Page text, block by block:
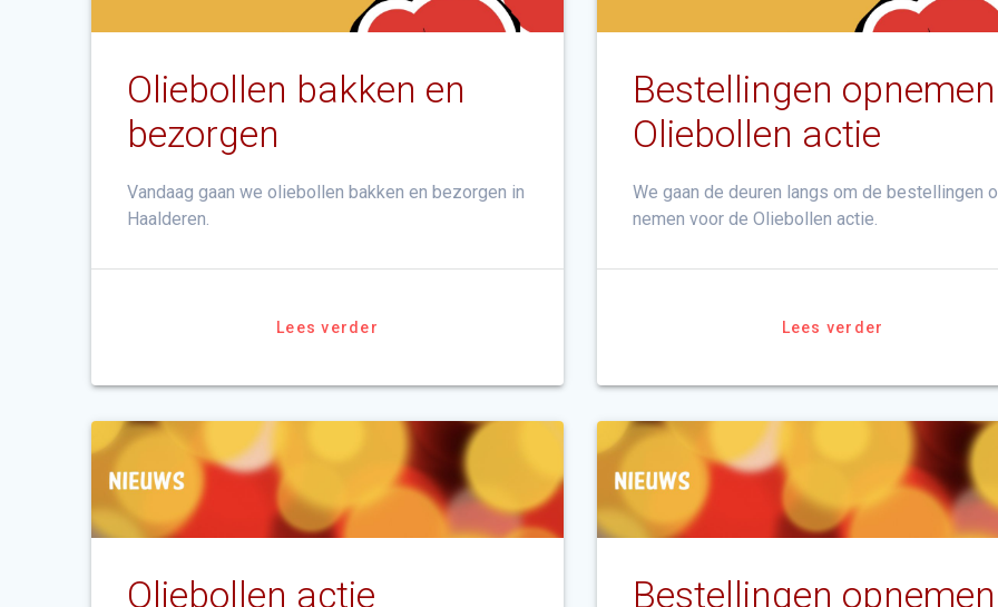
Oliebollen bakken en
bezorgen
Vandaag gaan we oliebollen bakken en bezorgen in
Haalderen.
Lees verder
Bestellingen opnemen
Oliebollen actie
We gaan de deuren langs om de bestellingen
nemen voor de Oliebollen actie.
Lees verder
Oliebollen actie
Bestellingen opnemen